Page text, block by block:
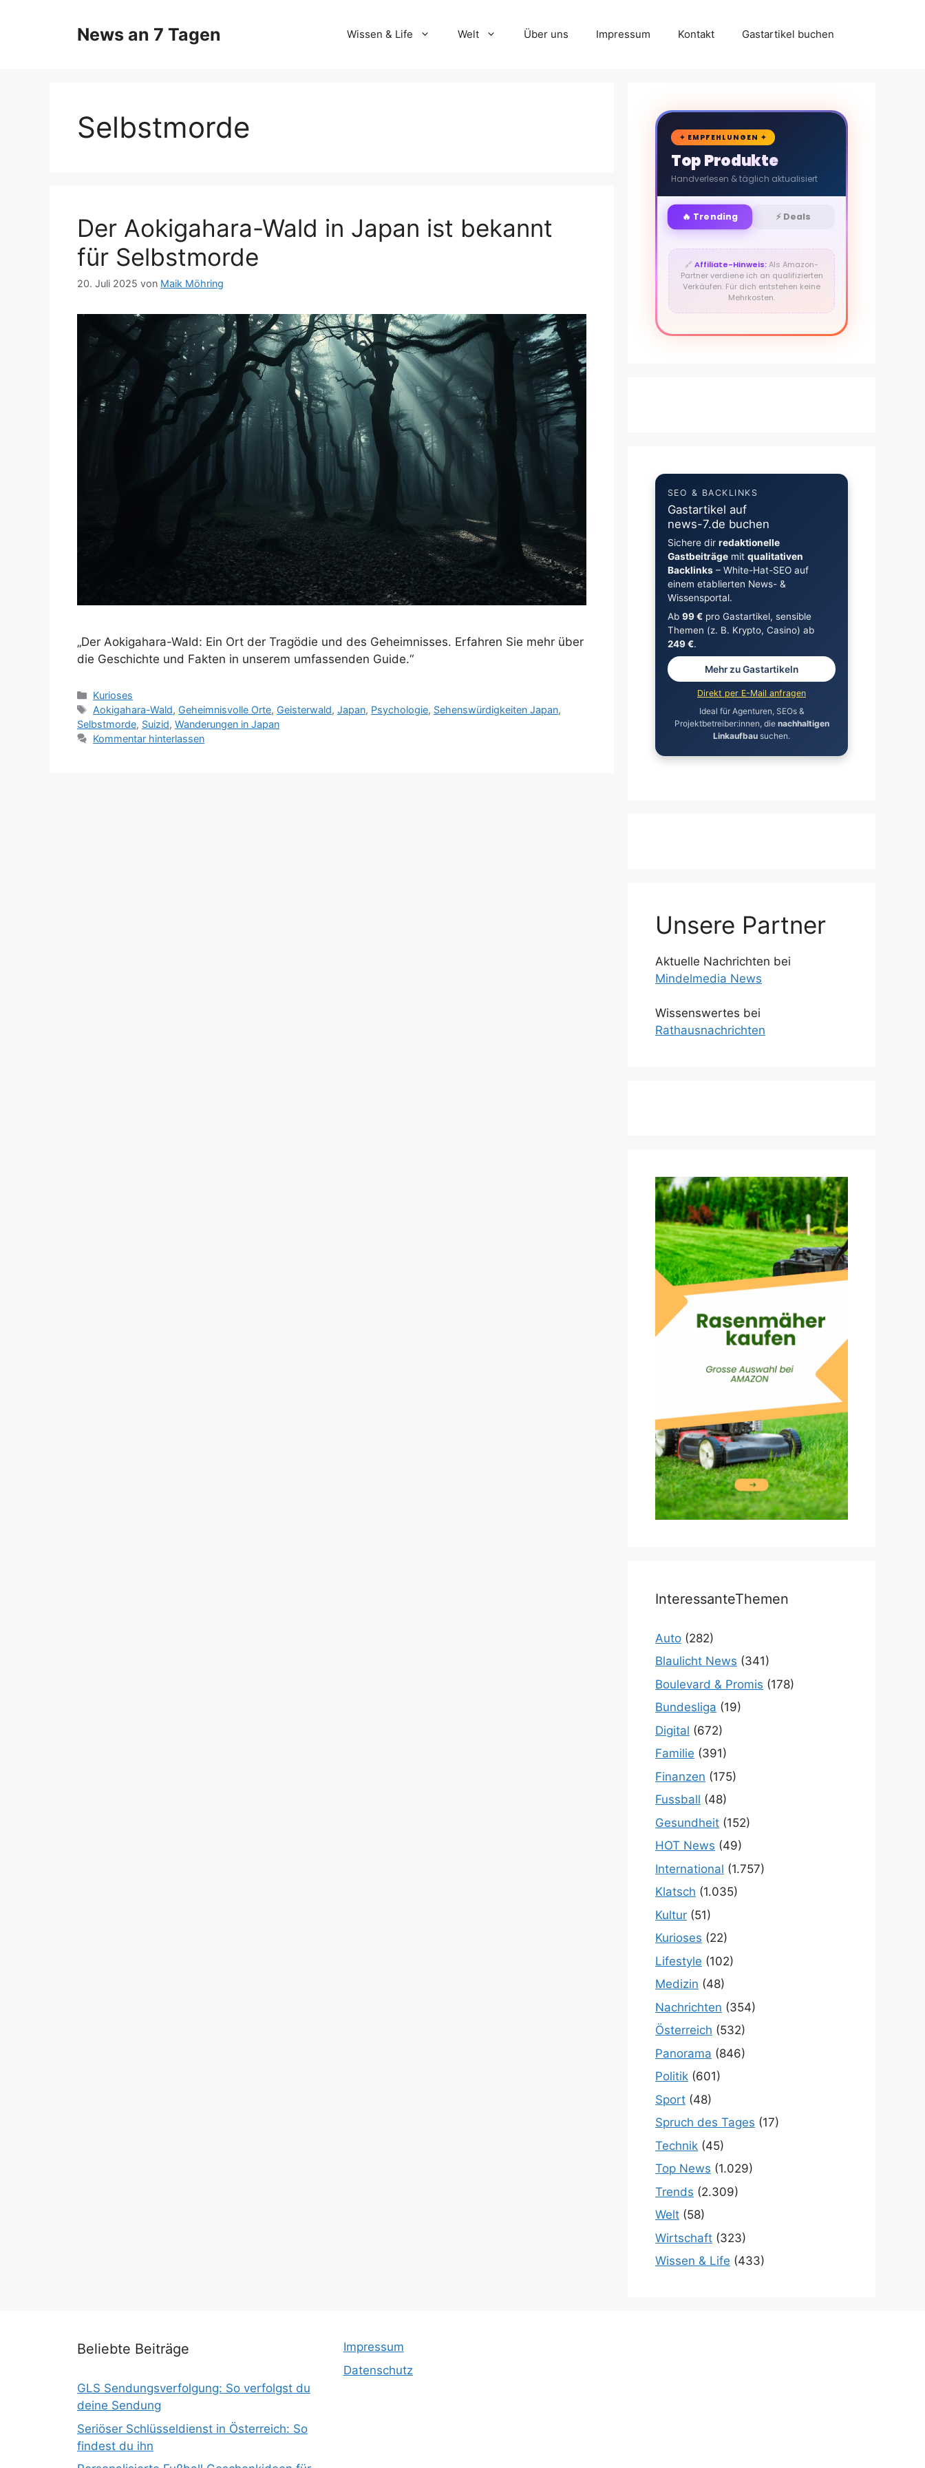
News an 7 Tagen Wissen & Life Welt Über uns Impressum Kontakt Gastartikel buchen
Selbstmorde
Der Aokigahara-Wald in Japan ist bekannt
für Selbstmorde
20. Juli 2025 von Maik Möhring
„Der Aokigahara-Wald: Ein Ort der Tragödie und des Geheimnisses. Erfahren Sie mehr über
die Geschichte und Fakten in unserem umfassenden Guide.“
Kategorien
Kurioses
Schlagwörter
Aokigahara-Wald, Geheimnisvolle Orte, Geisterwald,Japan, Psychologie, Sehenswürdigkeiten Japan,
Selbstmorde, Suizid, Wanderungen in Japan
Kommentar hinterlassen
🛒
✦ EMPFEHLUNGEN ✦
Top Produkte
Handverlesen & täglich aktualisiert
🔥 Trending ⚡ Deals
🔗Affiliate-Hinweis:Als Amazon-
Partner verdiene ich an qualifizierten
Verkäufen. Für dich entstehen keine
Mehrkosten.
SEO & BACKLINKS
Gastartikel auf
news-7.de buchen
Sichere dir redaktionelle
Gastbeiträgemit qualitativen
Backlinks– White-Hat-SEO auf
einem etablierten News- &
Wissensportal.
Ab 99 €pro Gastartikel, sensible
Themen (z. B. Krypto, Casino) ab
249 €.
Mehr zu Gastartikeln
Direkt per E-Mail anfragen
Ideal für Agenturen, SEOs &
Projektbetreiber:innen, die nachhaltigen
Linkaufbau suchen.
Unsere Partner
Aktuelle Nachrichten bei
Mindelmedia News
Wissenswertes bei
Rathausnachrichten
InteressanteThemen
Auto (282)
Blaulicht News (341)
Boulevard & Promis (178)
Bundesliga (19)
Digital (672)
Familie (391)
Finanzen (175)
Fussball (48)
Gesundheit (152)
HOT News (49)
International (1.757)
Klatsch (1.035)
Kultur (51)
Kurioses (22)
Lifestyle (102)
Medizin (48)
Nachrichten (354)
Österreich (532)
Panorama (846)
Politik (601)
Sport (48)
Spruch des Tages (17)
Technik (45)
Top News (1.029)
Trends (2.309)
Welt (58)
Wirtschaft (323)
Wissen & Life (433)
Beliebte Beiträge
GLS Sendungsverfolgung: So verfolgst du
deine Sendung
Seriöser Schlüsseldienst in Österreich: So
findest du ihn
Impressum
Datenschutz